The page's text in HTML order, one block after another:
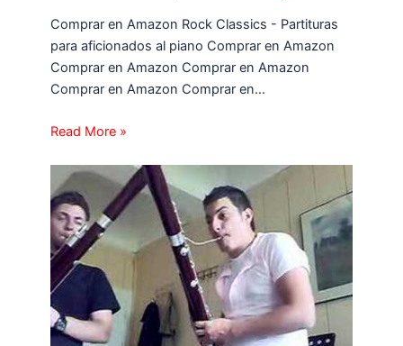
Comprar en Amazon Rock Classics - Partituras
para aficionados al piano Comprar en Amazon
Comprar en Amazon Comprar en Amazon
Comprar en Amazon Comprar en…
Read More »